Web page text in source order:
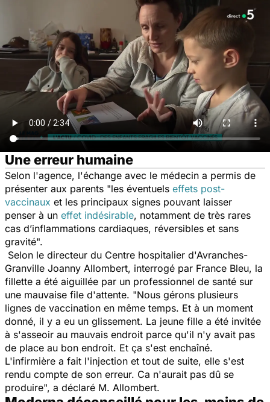
Une erreur humaine
Selon l'agence, l'échange avec le médecin a permis de
présenter aux parents "les éventuels effets post-
vaccinaux et les principaux signes pouvant laisser
penser à un effet indésirable, notamment de très rares
cas d’inflammations cardiaques, réversibles et sans
gravité".
Selon le directeur du Centre hospitalier d'Avranches-
Granville Joanny Allombert, interrogé par France Bleu, la
fillette a été aiguillée par un professionnel de santé sur
une mauvaise file d'attente. "Nous gérons plusieurs
lignes de vaccination en même temps. Et à un moment
donné, il y a eu un glissement. La jeune fille a été invitée
à s'asseoir au mauvais endroit parce qu'il n'y avait pas
de place au bon endroit. Et ça s'est enchaîné.
L'infirmière a fait l'injection et tout de suite, elle s'est
rendu compte de son erreur. Ca n'aurait pas dû se
produire", a déclaré M. Allombert.